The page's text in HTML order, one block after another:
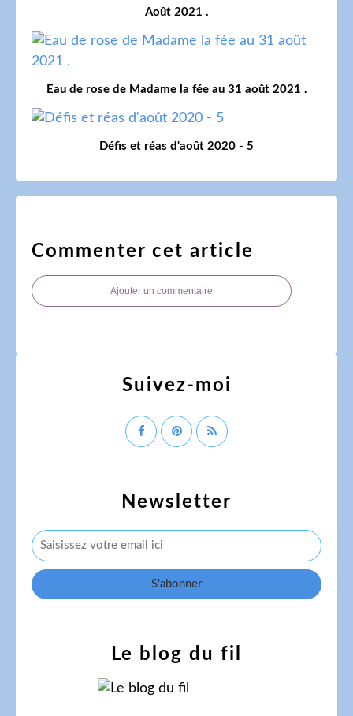
Août 2021 .
Eau de rose de Madame la fée au 31 août 2021 .
Défis et réas d'août 2020 - 5
Commenter cet article
Ajouter un commentaire
Newsletter
Le blog du fil
Suivez-moi